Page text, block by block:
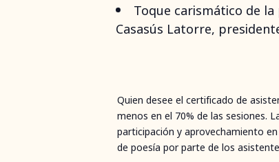
Toque carismático de
Casasús Latorre,
Quien desee el certificado de
menos en el 70% de las sesiones.
participación y aprovechamiento
de poesía por parte de los